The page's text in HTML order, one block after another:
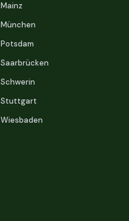
Mainz
München
Potsdam
Saarbrücken
Schwerin
Stuttgart
Wiesbaden